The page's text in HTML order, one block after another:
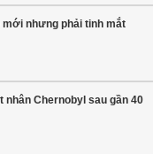
mới nhưng phải tinh mắt
nhân Chernobyl sau gần 40